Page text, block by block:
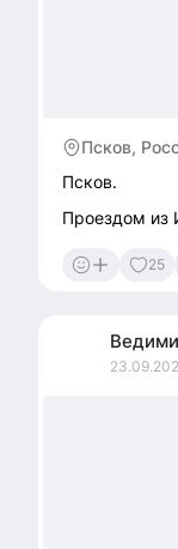
Псков,
Псков.
Проездом из
25